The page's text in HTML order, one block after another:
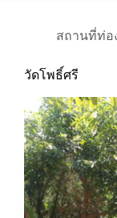
สถานที่ท่อ
วัดโพธิ์ศรี